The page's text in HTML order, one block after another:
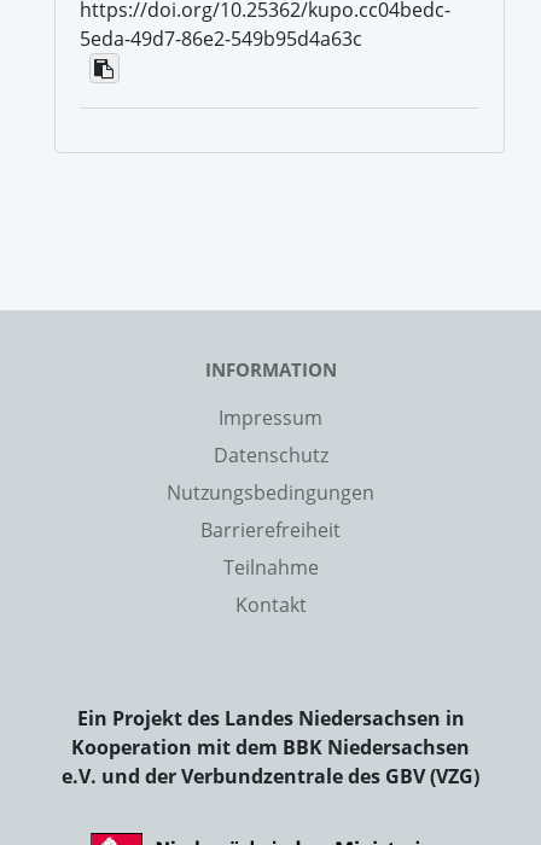
https://doi.org/10.25362/kupo.cc04bedc-
5eda-49d7-86e2-549b95d4a63c
INFORMATION
Impressum
Datenschutz
Nutzungsbedingungen
Barrierefreiheit
Teilnahme
Kontakt
Ein Projekt des Landes Niedersachsen in
Kooperation mit dem BBK Niedersachsen
e.V. und der Verbundzentrale des GBV (VZG)